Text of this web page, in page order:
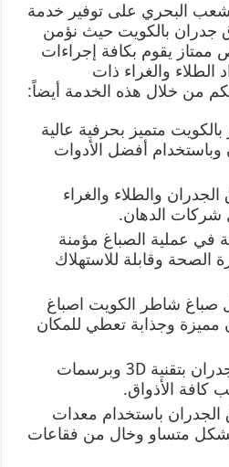
البحري على توفير خدمة
بالكويت حيث نؤمن
يقوم بكافة إجراءات
الطلاء والغراء ذات
لكم من خلال هذه الخدمة أيضاً:
متميز بحرفية عالية
أفضل الأدوات
والطلاء والغراء
شركات الدهان.
في عملية الصباغ مؤمنة
وقابلة للاستهلاك
صباغ شاطر الكويت اصباغ
مميزة وجذابة تعطي للمكان
نستخدم رولات وراق جدران بتقنية 3D وبرسمات
كافة الأذواق.
باستخدام معدات
بشكل متساو وخال من فقاعات